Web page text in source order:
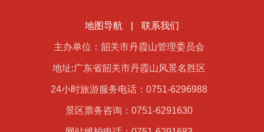
地图导航 联系我们
主办单位：韶关市丹霞山管理委员会
地址:广东省韶关市丹霞山风景名胜区
24小时旅游服务电话：0751-6296988
景区票务咨询：0751-6291630